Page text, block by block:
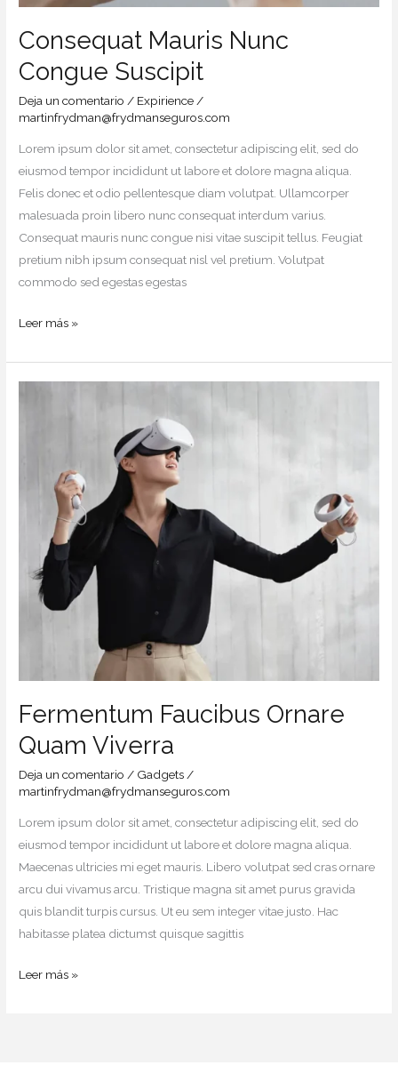
Consequat Mauris Nunc
Congue Suscipit
Deja un comentario / Expirience /
martinfrydman@frydmanseguros.com
Lorem ipsum dolor sit amet, consectetur adipiscing elit, sed do
eiusmod tempor incididunt ut labore et dolore magna aliqua.
Felis donec et odio pellentesque diam volutpat. Ullamcorper
malesuada proin libero nunc consequat interdum varius.
Consequat mauris nunc congue nisi vitae suscipit tellus. Feugiat
pretium nibh ipsum consequat nisl vel pretium. Volutpat
commodo sed egestas egestas
Leer más »
Fermentum Faucibus Ornare
Quam Viverra
Deja un comentario / Gadgets /
martinfrydman@frydmanseguros.com
Lorem ipsum dolor sit amet, consectetur adipiscing elit, sed do
eiusmod tempor incididunt ut labore et dolore magna aliqua.
Maecenas ultricies mi eget mauris. Libero volutpat sed cras ornare
arcu dui vivamus arcu. Tristique magna sit amet purus gravida
quis blandit turpis cursus. Ut eu sem integer vitae justo. Hac
habitasse platea dictumst quisque sagittis
Viverra
Leer más »